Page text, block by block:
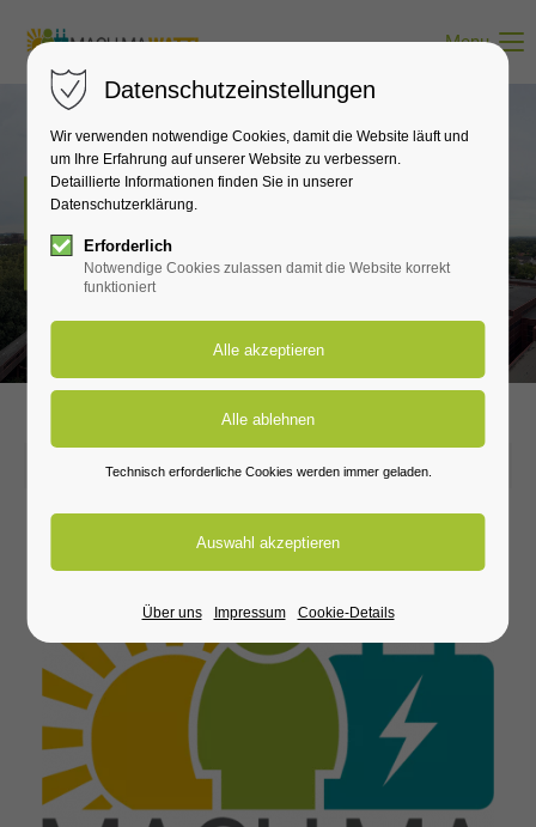
Menu
Neuigkeiten
Hier erfährst du alles zu den wichtigsten Neuigkeiten.
2026-04-20 10:06
Datenschutzeinstellungen
Wir verwenden notwendige Cookies, damit die Website läuft und
um Ihre Erfahrung auf unserer Website zu verbessern.
Detaillierte Informationen finden Sie in unserer
Datenschutzerklärung.
Erforderlich
Notwendige Cookies zulassen damit die Website korrekt
funktioniert
Technisch erforderliche Cookies werden immer geladen.
Über uns Impressum Cookie-Details